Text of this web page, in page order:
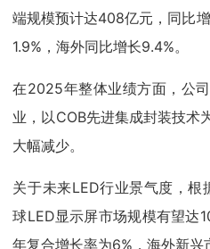
端规模预计达408亿元，同比
1.9%，海外同比增长9.4%。
在2025年整体业绩方面，公
业，以COB先进集成封装技术
大幅减少。
关于未来LED行业景气度，
球LED显示屏市场规模有望
年复合增长率为6%，海外新兴